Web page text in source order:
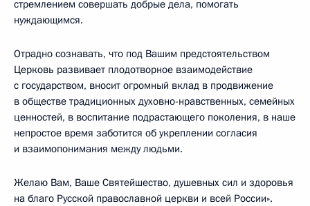
стремлением совершать добрые дела, помогать
нуждающимся.
Отрадно сознавать, что под Вашим предстоятельством
Церковь развивает плодотворное взаимодействие
с государством, вносит огромный вклад в продвижение
в обществе традиционных духовно-нравственных, семейных
ценностей, в воспитание подрастающего поколения, в наше
непростое время заботится об укреплении согласия
и взаимопонимания между людьми.
Желаю Вам, Ваше Святейшество, душевных сил и здоровья
на благо Русской православной церкви и всей России».